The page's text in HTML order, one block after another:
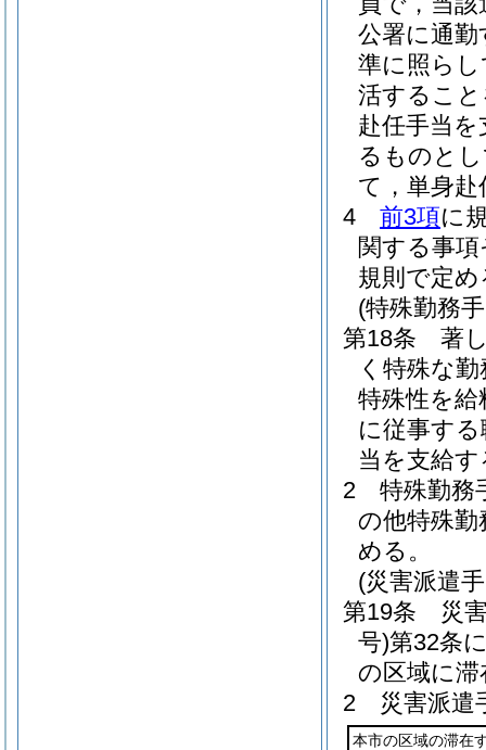
公署に通
準に照ら
活するこ
赴任手当
るものと
て，単身
4
前3項に
関する事
規則で定め
(特殊勤務
第18条
著
く特殊な
特殊性を
に従事す
当を支給す
2
特殊勤務
の他特殊
める。
(災害派遣
第19条
災
号)第32条
の区域に
2
災害派遣
本市の区域の滞在